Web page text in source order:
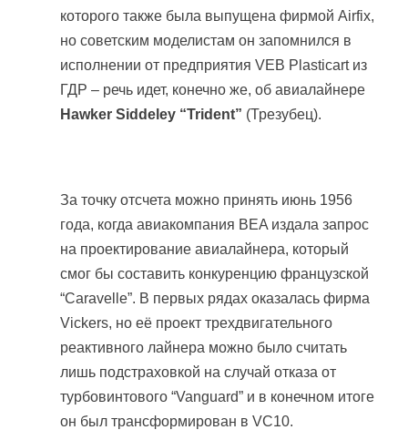
которого также была выпущена фирмой Airfix,
но советским моделистам он запомнился в
исполнении от предприятия VEB Plasticart из
ГДР – речь идет, конечно же, об авиалайнере
Hawker Siddeley “Trident” (Трезубец).
За точку отсчета можно принять июнь 1956
года, когда авиакомпания BEA издала запрос
на проектирование авиалайнера, который
смог бы составить конкуренцию французской
“Caravelle”. В первых рядах оказалась фирма
Vickers, но её проект трехдвигательного
реактивного лайнера можно было считать
лишь подстраховкой на случай отказа от
турбовинтового “Vanguard” и в конечном итоге
он был трансформирован в VC10.